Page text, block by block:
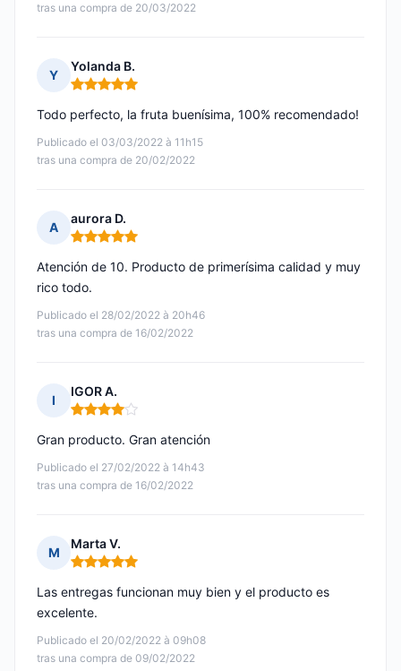
tras una compra de 20/03/2022
Y
Yolanda B.
Nota: 5 de 5
Publicado el 03/03/2022 à 11h15
tras una compra de 20/02/2022
Todo perfecto, la fruta buenísima, 100% recomendado!
A
aurora D.
Nota: 5 de 5
Publicado el 28/02/2022 à 20h46
tras una compra de 16/02/2022
Atención de 10. Producto de primerísima calidad y muy
rico todo.
I
IGOR A.
Nota: 4 de 5
Publicado el 27/02/2022 à 14h43
tras una compra de 16/02/2022
Gran producto. Gran atención
M
Marta V.
Nota: 5 de 5
Publicado el 20/02/2022 à 09h08
tras una compra de 09/02/2022
Las entregas funcionan muy bien y el producto es
excelente.